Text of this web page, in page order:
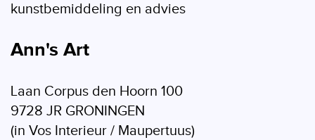
kunstbemiddeling en advies
Ann's Art
Laan Corpus den Hoorn 100
9728 JR GRONINGEN
(in Vos Interieur / Maupertuus)